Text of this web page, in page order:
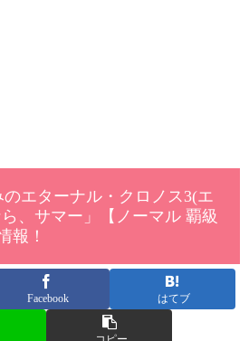
のエターナル・クロノス3(エ
、サマー」【ノーマル 覇級
報！
Facebook はてブ